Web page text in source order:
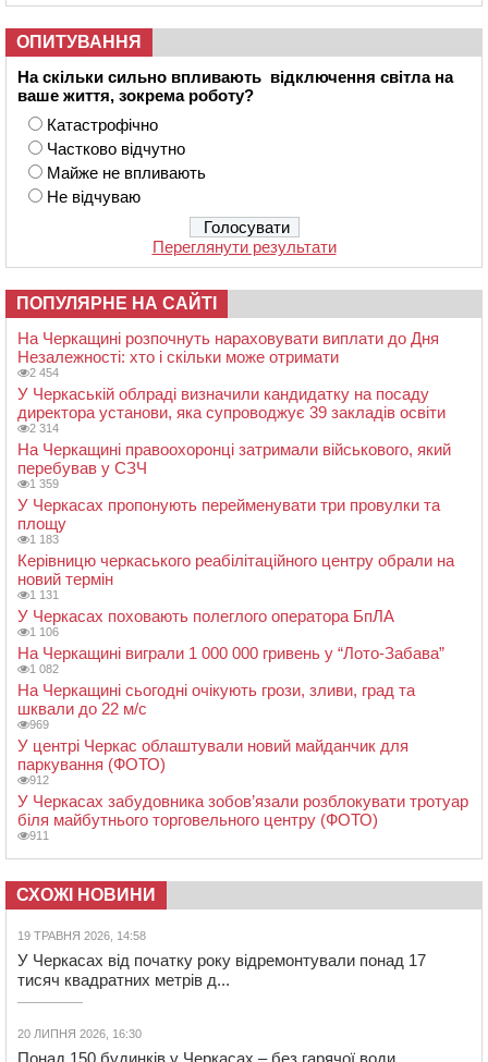
ОПИТУВАННЯ
На скільки сильно впливають відключення світла на
ваше життя, зокрема роботу?
Катастрофічно
Частково відчутно
Майже не впливають
Не відчуваю
Переглянути результати
ПОПУЛЯРНЕ НА САЙТІ
На Черкащині розпочнуть нараховувати виплати до Дня
Незалежності: хто і скільки може отримати
2 454
У Черкаській облраді визначили кандидатку на посаду
директора установи, яка супроводжує 39 закладів освіти
2 314
На Черкащині правоохоронці затримали військового, який
перебував у СЗЧ
1 359
У Черкасах пропонують перейменувати три провулки та
площу
1 183
Керівницю черкаського реабілітаційного центру обрали на
новий термін
1 131
У Черкасах поховають полеглого оператора БпЛА
1 106
На Черкащині виграли 1 000 000 гривень у “Лото-Забава”
1 082
На Черкащині сьогодні очікують грози, зливи, град та
шквали до 22 м/с
969
У центрі Черкас облаштували новий майданчик для
паркування (ФОТО)
912
У Черкасах забудовника зобов’язали розблокувати тротуар
біля майбутнього торговельного центру (ФОТО)
911
СХОЖІ НОВИНИ
19 ТРАВНЯ 2026, 14:58
У Черкасах від початку року відремонтували понад 17
тисяч квадратних метрів д...
20 ЛИПНЯ 2026, 16:30